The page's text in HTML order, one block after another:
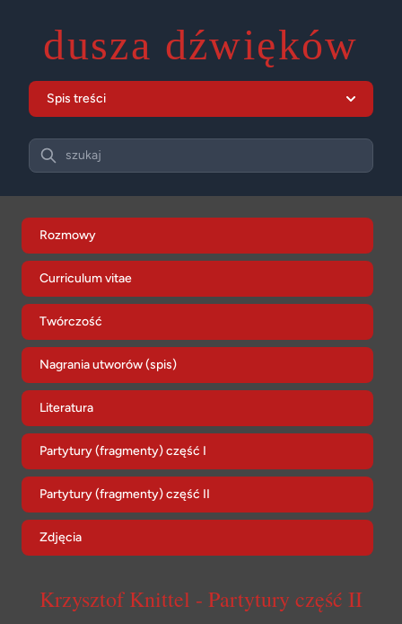
dusza dźwięków
Spis treści
Search
szukaj
Rozmowy
Curriculum vitae
Twórczość
Nagrania utworów (spis)
Literatura
Partytury (fragmenty) część I
Partytury (fragmenty) część II
Zdjęcia
Krzysztof Knittel - Partytury część II